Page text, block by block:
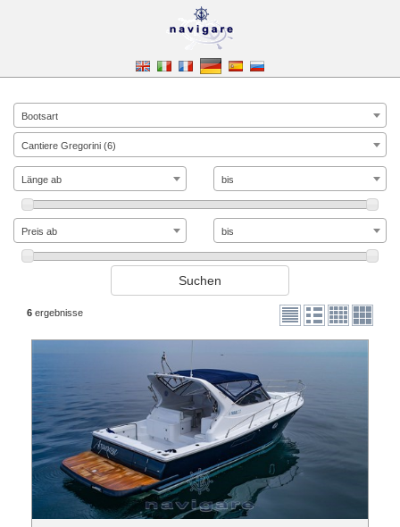
Bootsart
Cantiere Gregorini (6)
Länge ab bis
Preis ab bis
6 ergebnisse